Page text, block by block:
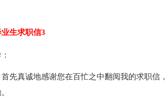
生求职信3
真诚地感谢您在百忙之中翻阅我的求职信，